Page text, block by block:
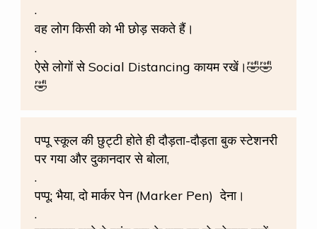
.
वह लोग किसी को भी छोड़ सकते हैं।
.
ऐसे लोगों से Social Distancing कायम रखें।🤣🤣
🤣
पप्पू स्कूल की छुट्टी होते ही दौड़ता-दौड़ता बुक स्टेशनरी
पर गया और दुकानदार से बोला,
.
पप्पू: भैया, दो मार्कर पेन (Marker Pen)️ देना।
.